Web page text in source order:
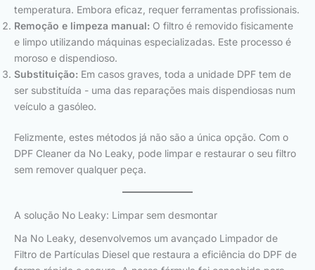
temperatura. Embora eficaz, requer ferramentas profissionais.
Remoção e limpeza manual: O filtro é removido fisicamente
e limpo utilizando máquinas especializadas. Este processo é
moroso e dispendioso.
Substituição: Em casos graves, toda a unidade DPF tem de
ser substituída - uma das reparações mais dispendiosas num
veículo a gasóleo.
Felizmente, estes métodos já não são a única opção. Com o
DPF Cleaner da No Leaky, pode limpar e restaurar o seu filtro
sem remover qualquer peça.
A solução No Leaky: Limpar sem desmontar
Na No Leaky, desenvolvemos um avançado Limpador de
Filtro de Partículas Diesel que restaura a eficiência do DPF de